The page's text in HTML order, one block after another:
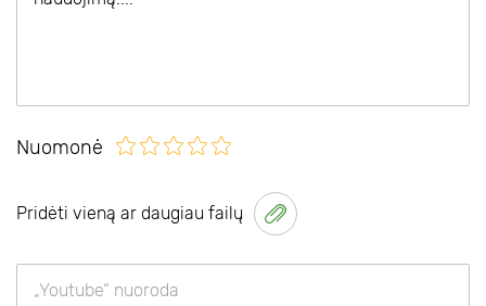
Nuomonė
Pridėti vieną ar daugiau failų